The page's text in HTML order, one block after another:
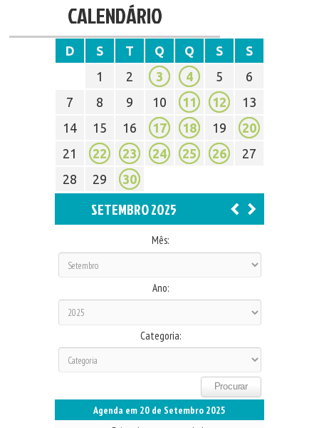
CALENDÁRIO
D S T Q Q S
S
1
2 3 4 5
6
7
8 9 10 11 12
13
14
15 16 17 18 19
20
21
22 23 24 25 26
27
28
29 30
SETEMBRO 2025
Mês:
Ano:
Categoria:
Agenda em 20 de Setembro 2025